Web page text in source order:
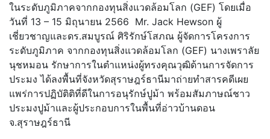
ในระดับภูมิภาคจากกองทุนสิ่งแวดล้อมโลก (GEF) โดยเมื่อ
วันที่ 13 – 15 มิถุนายน 2566 Mr. Jack Hewson ผู้
เชี่ยวชาญและดร.สมบูรณ์ ศิริรักษ์โสภณ ผู้จัดการโครงการ
ระดับภูมิภาค จากกองทุนสิ่งแวดล้อมโลก (GEF) นางเพราลัย
นุชหมอน รักษาการในตำแหน่งผู้ทรงคุณวุฒิด้านการจัดการ
ประมง ได้ลงพื้นที่จังหวัดสุราษฎร์ธานีมาถ่ายทำสารคดีเผย
แพร่การปฏิบัติติที่ดีในการอนุรักษ์ปูม้า พร้อมสัมภาษณ์ชาว
ประมงปูม้าและผู้ประกอบการในพื้นที่อ่าวบ้านดอน
จ.สุราษฎร์ธานี